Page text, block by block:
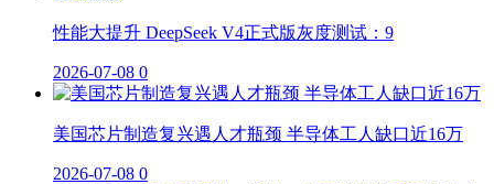
性能大提升 DeepSeek V4正式版灰度测试：9
2026-07-08 0
美国芯片制造复兴遇人才瓶颈 半导体工人缺口近16万
2026-07-08 0